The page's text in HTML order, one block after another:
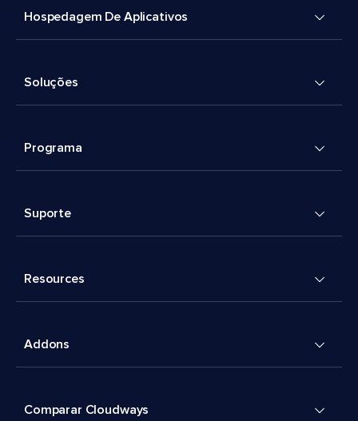
Hospedagem De Aplicativos
Soluções
Programa
Suporte
Resources
Addons
Comparar Cloudways